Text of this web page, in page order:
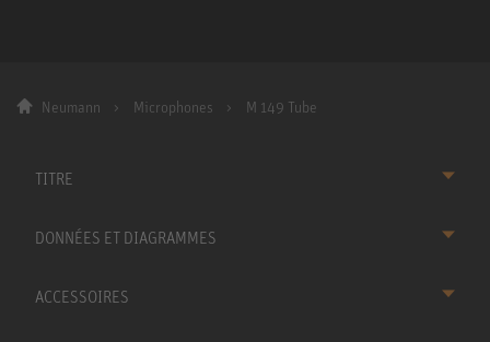
Neumann Microphones M 149 Tube
TITRE
DONNÉES ET DIAGRAMMES
ACCESSOIRES